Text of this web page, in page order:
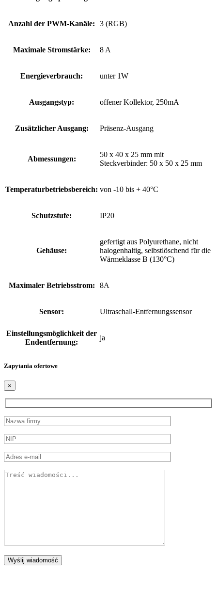
Anzahl der PWM-Kanäle: 3 (RGB)
Maximale Stromstärke: 8 A
Energieverbrauch: unter 1W
Ausgangstyp: offener Kollektor, 250mA
Zusätzlicher Ausgang: Präsenz-Ausgang
Abmessungen:
50 x 40 x 25 mm mit
Steckverbinder: 50 x 50 x 25 mm
Temperaturbetriebsbereich: von -10 bis + 40°C
Schutzstufe: IP20
Gehäuse:
gefertigt aus Polyurethane, nicht
halogenhaltig, selbstlöschend für die
Wärmeklasse B (130°C)
Maximaler Betriebsstrom: 8A
Sensor: Ultraschall-Entfernungssensor
Einstellungsmöglichkeit der
Endentfernung:
ja
Zapytania ofertowe
×